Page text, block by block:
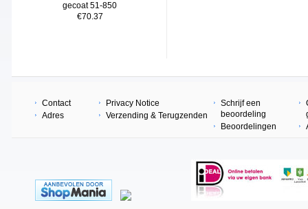
gecoat 51-850
€70.37
Contact
Adres
Privacy Notice
Verzending & Terugzenden
Schrijf een
beoordeling
Beoordelingen